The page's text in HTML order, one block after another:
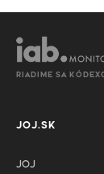
RIADIME SA
JOJ.SK
JOJ